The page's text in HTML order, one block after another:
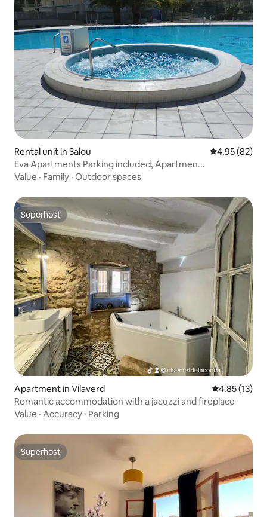
Rental unit in Salou 4.95 out of 5
4.95 (82)
Eva Apartments Parking included, Apartmen...
Value · Family · Outdoor spaces
Superhost
Superhost
Apartment in Vilaverd 4.85 out of 5
4.85 (13)
Romantic accommodation with a jacuzzi and fireplace
Value · Accuracy · Parking
Superhost
Superhost